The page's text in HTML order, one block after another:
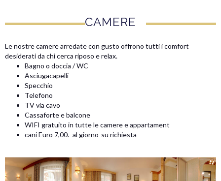
CAMERE
Le nostre camere arredate con gusto offrono tutti i comfort
desiderati da chi cerca riposo e relax.
Bagno o doccia / WC
Asciugacapelli
Specchio
Telefono
TV via cavo
Cassaforte e balcone
WIFI gratuito in tutte le camere e appartament
cani Euro 7,00.- al giorno-su richiesta